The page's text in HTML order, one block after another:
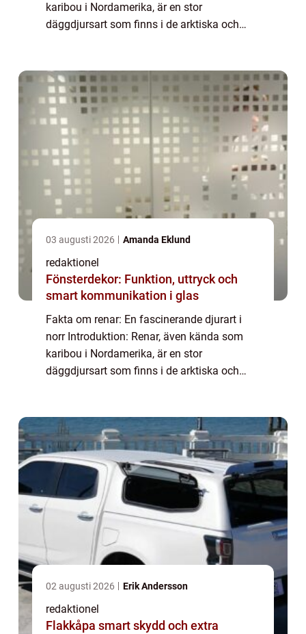
karibou i Nordamerika, är en stor
däggdjursart som finns i de arktiska och
väl till...
03 augusti 2026 Amanda Eklund
redaktionel
Fönsterdekor: Funktion, uttryck och
smart kommunikation i glas
Fakta om renar: En fascinerande djurart i
norr Introduktion: Renar, även kända som
karibou i Nordamerika, är en stor
däggdjursart som finns i de arktiska och
02 augusti 2026 Erik Andersson
redaktionel
Flakkåpa smart skydd och extra